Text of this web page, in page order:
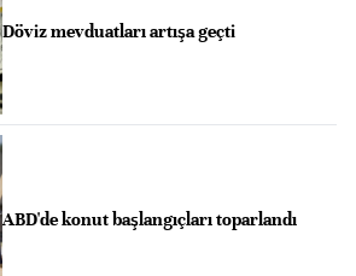
Döviz mevduatları artışa geçti
ABD'de konut başlangıçları toparlandı